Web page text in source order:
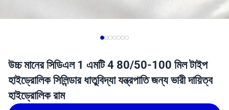
উচ্চ মানের সিডিএল 1 এমটি 4 80/50-100 মিল টাইপ
হাইড্রোলিক সিলিন্ডার ধাতুবিদ্যা যন্ত্রপাতি জন্য ভারী দায়িত্ব
হাইড্রোলিক রাম